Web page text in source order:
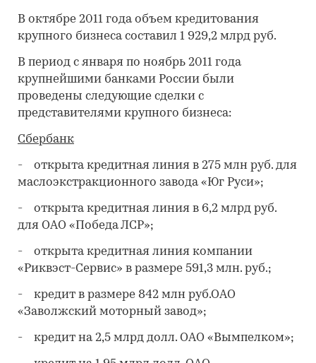
В октябре 2011 года объем кредитования
крупного бизнеса составил 1 929,2 млрд руб.
В период с января по ноябрь 2011 года
крупнейшими банками России были
проведены следующие сделки с
представителями крупного бизнеса:
Сбербанк
- открыта кредитная линия в 275 млн руб. для
маслоэкстракционного завода «Юг Руси»;
- открыта кредитная линия в 6,2 млрд руб.
для ОАО «Победа ЛСР»;
- открыта кредитная линия компании
«Риквэст-Сервис» в размере 591,3 млн. руб.;
- кредит в размере 842 млн руб.ОАО
«Заволжский моторный завод»;
- кредит на 2,5 млрд долл. ОАО «Вымпелком»;